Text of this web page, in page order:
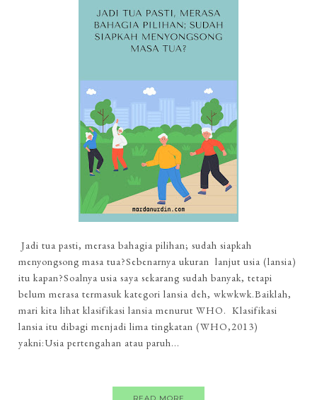
Jadi tua pasti, merasa bahagia pilihan; sudah siapkah
menyongsong masa tua?Sebenarnya ukuran lanjut usia (lansia)
itu kapan?Soalnya usia saya sekarang sudah banyak, tetapi
belum merasa termasuk kategori lansia deh, wkwkwk.Baiklah,
mari kita lihat klasifikasi lansia menurut WHO. Klasifikasi
lansia itu dibagi menjadi lima tingkatan (WHO,2013)
yakni:Usia pertengahan atau paruh...
READ MORE